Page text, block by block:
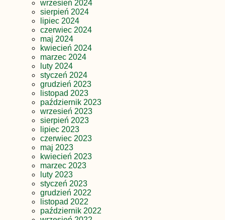
wrzesień 2024
sierpień 2024
lipiec 2024
czerwiec 2024
maj 2024
kwiecień 2024
marzec 2024
luty 2024
styczeń 2024
grudzień 2023
listopad 2023
październik 2023
wrzesień 2023
sierpień 2023
lipiec 2023
czerwiec 2023
maj 2023
kwiecień 2023
marzec 2023
luty 2023
styczeń 2023
grudzień 2022
listopad 2022
październik 2022